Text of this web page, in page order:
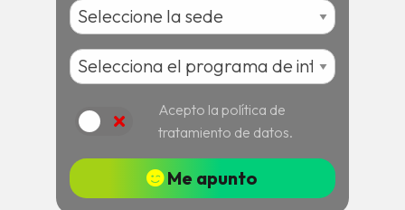
Acepto
Acepto la política de
tratamiento de datos.
Me apunto